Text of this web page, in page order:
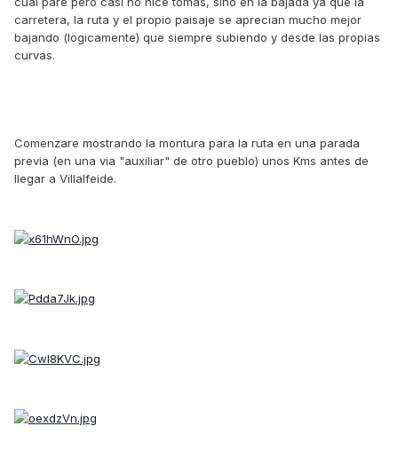
carretera, la ruta y el propio paisaje se aprecian mucho mejor
bajando (logicamente) que siempre subiendo y desde las propias
curvas.
Comenzare mostrando la montura para la ruta en una parada
previa (en una via "auxiliar" de otro pueblo) unos Kms antes de
llegar a Villalfeide.